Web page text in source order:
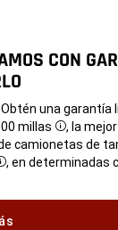
CON
una
millas Disclosure
, la
camionetas de
Disclosure
, en determinadas
(Abrir